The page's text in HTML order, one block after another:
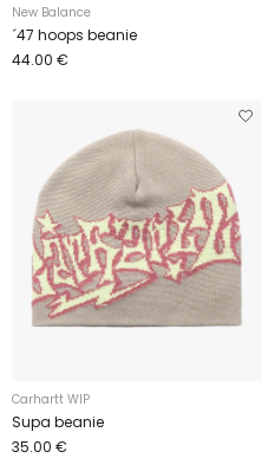
New Balance
´47 hoops beanie
44.00 €
Carhartt WIP
Supa beanie
35.00 €